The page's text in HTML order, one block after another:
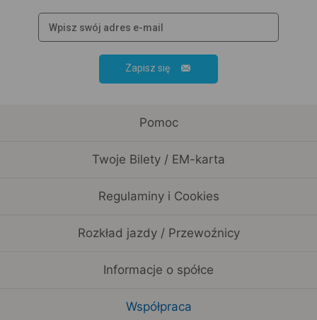
Zapisz się
Pomoc
Twoje Bilety / EM-karta
Regulaminy i Cookies
Rozkład jazdy / Przewoźnicy
Informacje o spółce
Współpraca